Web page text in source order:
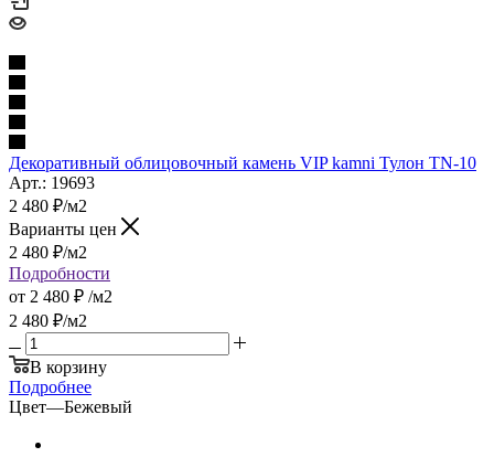
Декоративный облицовочный камень VIP kamni Тулон TN-10
Арт.: 19693
2 480 ₽/м2
Варианты цен
2 480 ₽/м2
Подробности
от 2 480 ₽ /м2
2 480 ₽/м2
В корзину
Подробнее
Цвет—Бежевый